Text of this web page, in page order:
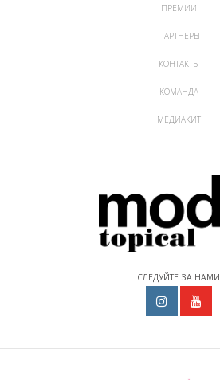
ПРЕМИИ
ПАРТНЕРЫ
КОНТАКТЫ
КОМАНДА
МЕДИАКИТ
СЛЕДУЙТЕ ЗА НАМИ